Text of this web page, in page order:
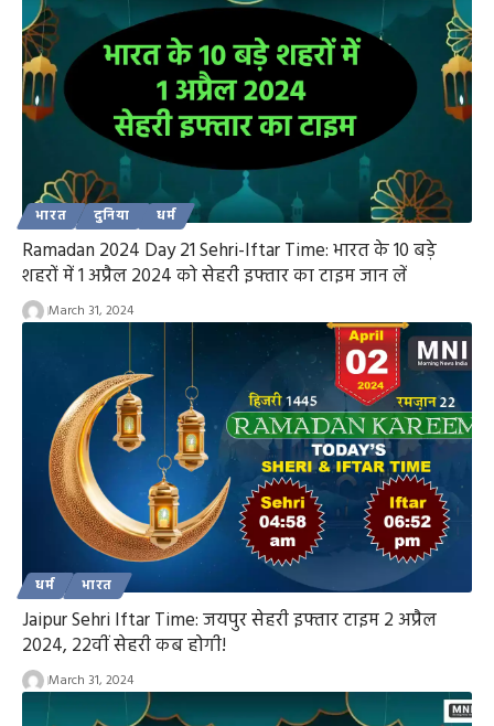
भारत दुनिया धर्म
Ramadan 2024 Day 21 Sehri-Iftar Time: भारत के 10 बड़े
शहरों में 1 अप्रैल 2024 को सेहरी इफ्तार का टाइम जान लें
March 31, 2024
धर्म भारत
Jaipur Sehri Iftar Time: जयपुर सेहरी इफ्तार टाइम 2 अप्रैल
2024, 22वीं सेहरी कब होगी!
March 31, 2024